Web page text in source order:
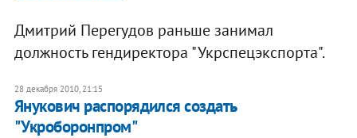
Дмитрий Перегудов раньше занимал
должность гендиректора "Укрспецэкспорта".
28 декабря 2010, 21:15
Янукович распорядился создать
"Укроборонпром"